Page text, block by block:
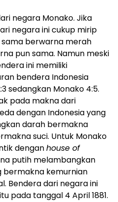
negara Monako. Jika
negara ini cukup mirip
sama berwarna merah
pun sama. Namun meski
ini memiliki
bendera Indonesia
sedangkan Monako 4:5.
pada makna dari
dengan Indonesiayang
darah bermakna
suci. Untuk Monako
denganhouse of
putih melambangkan
bermakna kemurnian
Bendera dari negara ini
pada tanggal 4 April 1881.